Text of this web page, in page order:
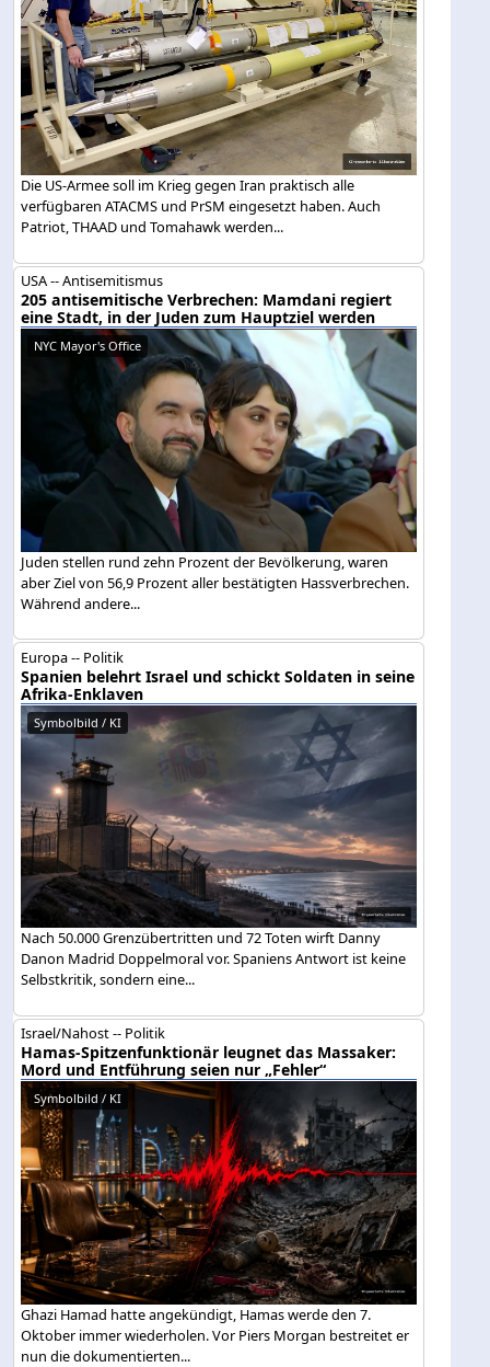
Die US-Armee soll im Krieg gegen Iran praktisch alle
verfügbaren ATACMS und PrSM eingesetzt haben. Auch
Patriot, THAAD und Tomahawk werden...
USA -- Antisemitismus
205 antisemitische Verbrechen: Mamdani regiert
eine Stadt, in der Juden zum Hauptziel werden
NYC Mayor's Office
Juden stellen rund zehn Prozent der Bevölkerung, waren
aber Ziel von 56,9 Prozent aller bestätigten Hassverbrechen.
Während andere...
Europa -- Politik
Spanien belehrt Israel und schickt Soldaten in seine
Afrika-Enklaven
Symbolbild / KI
Nach 50.000 Grenzübertritten und 72 Toten wirft Danny
Danon Madrid Doppelmoral vor. Spaniens Antwort ist keine
Selbstkritik, sondern eine...
Israel/Nahost -- Politik
Hamas-Spitzenfunktionär leugnet das Massaker:
Mord und Entführung seien nur „Fehler“
Symbolbild / KI
Ghazi Hamad hatte angekündigt, Hamas werde den 7.
Oktober immer wiederholen. Vor Piers Morgan bestreitet er
nun die dokumentierten...